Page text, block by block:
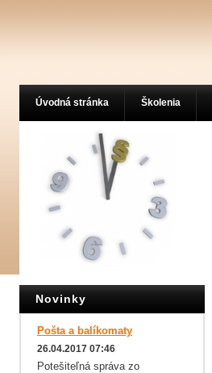
Novinky
Pošta a balíkomaty
26.04.2017 07:46
Potešiteľná správa zo
Úvodná stránka Školenia